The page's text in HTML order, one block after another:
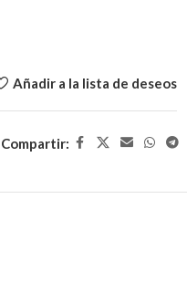
Añadir a la lista de deseos
Compartir: